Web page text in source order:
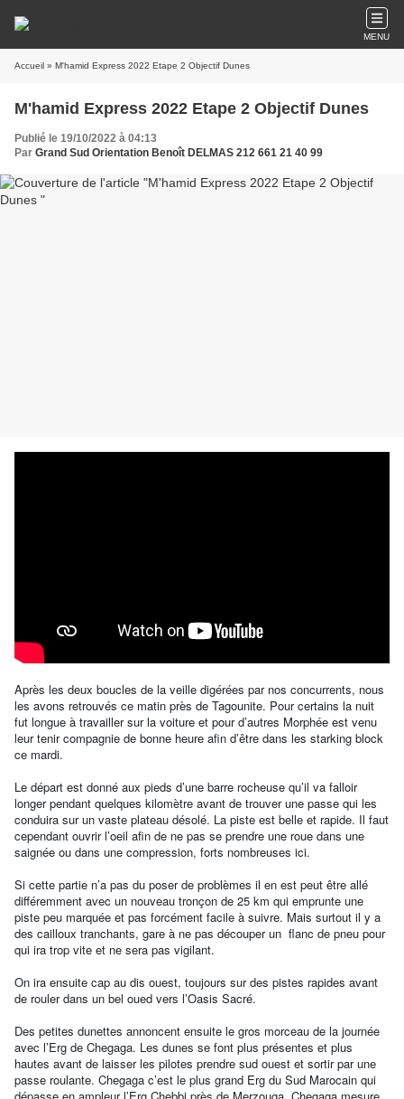
MENU
Accueil » M'hamid Express 2022 Etape 2 Objectif Dunes
M'hamid Express 2022 Etape 2 Objectif Dunes
Publié le 19/10/2022 à 04:13
Par Grand Sud Orientation Benoît DELMAS 212 661 21 40 99
Après les deux boucles de la veille digérées par nos concurrents, nous
les avons retrouvés ce matin près de Tagounite. Pour certains la nuit
fut longue à travailler sur la voiture et pour d’autres Morphée est venu
leur tenir compagnie de bonne heure afin d’être dans les starking block
ce mardi.
Le départ est donné aux pieds d’une barre rocheuse qu’il va falloir
longer pendant quelques kilomètre avant de trouver une passe qui les
conduira sur un vaste plateau désolé. La piste est belle et rapide. Il faut
cependant ouvrir l’oeil afin de ne pas se prendre une roue dans une
saignée ou dans une compression, forts nombreuses ici.
Si cette partie n’a pas du poser de problèmes il en est peut être allé
différemment avec un nouveau tronçon de 25 km qui emprunte une
piste peu marquée et pas forcément facile à suivre. Mais surtout il y a
des cailloux tranchants, gare à ne pas découper un flanc de pneu pour
qui ira trop vite et ne sera pas vigilant.
On ira ensuite cap au dis ouest, toujours sur des pistes rapides avant
de rouler dans un bel oued vers l’Oasis Sacré.
Des petites dunettes annoncent ensuite le gros morceau de la journée
avec l’Erg de Chegaga. Les dunes se font plus présentes et plus
hautes avant de laisser les pilotes prendre sud ouest et sortir par une
passe roulante. Chegaga c’est le plus grand Erg du Sud Marocain qui